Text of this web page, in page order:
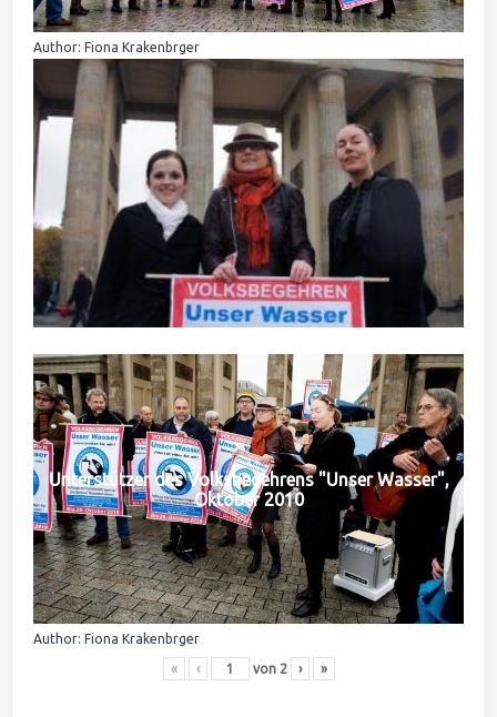
Author: Fiona Krakenbrger
Unterstützer des Volksbegehrens "Unser Wasser",
Oktober 2010
Author: Fiona Krakenbrger
« ‹ von 2 › »